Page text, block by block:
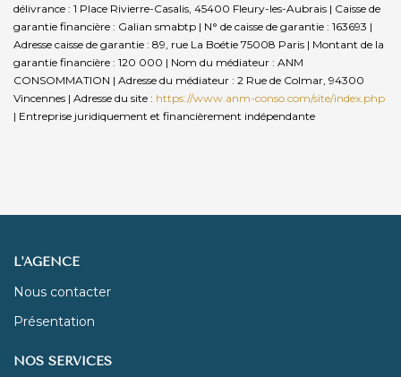
délivrance : 1 Place Rivierre-Casalis, 45400 Fleury-les-Aubrais | Caisse de
garantie financière : Galian smabtp | N° de caisse de garantie : 163693 |
Adresse caisse de garantie : 89, rue La Boétie 75008 Paris | Montant de la
garantie financière : 120 000 | Nom du médiateur : ANM
CONSOMMATION | Adresse du médiateur : 2 Rue de Colmar, 94300
Vincennes | Adresse du site : https://www.anm-conso.com/site/index.php
| Entreprise juridiquement et financièrement indépendante
L'AGENCE
Nous contacter
Présentation
NOS SERVICES